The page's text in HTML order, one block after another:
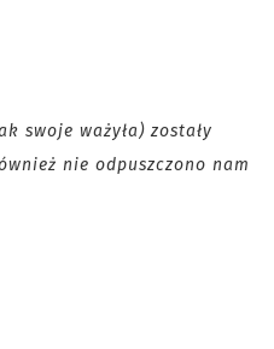
swoje ważyła) zostały
nie odpuszczono nam